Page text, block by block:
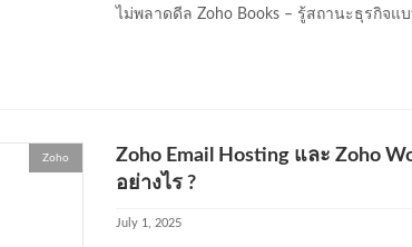
ไม่พลาดดีล Zoho Books – รู้สถานะธุรกิจแบ
Zoho
Zoho Email Hosting และ Zoho
อย่างไร ?
July 1, 2025